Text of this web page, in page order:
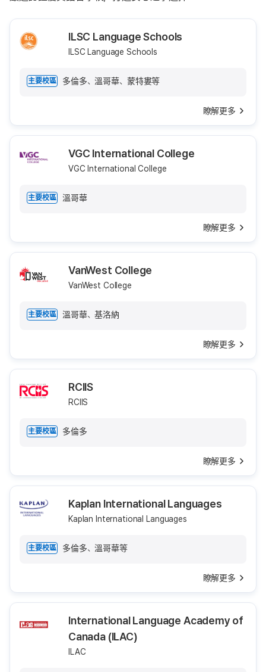
ILSC Language Schools
ILSC Language Schools
主要校區 多倫多、溫哥華、蒙特婁等
瞭解更多
VGC International College
VGC International College
主要校區 溫哥華
瞭解更多
VanWest College
VanWest College
主要校區 溫哥華、基洛納
瞭解更多
RCIIS
RCIIS
主要校區 多倫多
瞭解更多
Kaplan International Languages
Kaplan International Languages
主要校區 多倫多、溫哥華等
瞭解更多
International Language Academy of
Canada (ILAC)
ILAC